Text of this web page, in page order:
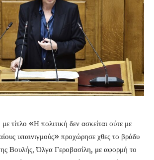
τίτλο «Η πολιτική δεν ασκείται ούτε με
υπαινιγμούς» προχώρησε χθες το βράδυ
Βουλής, Όλγα Γεροβασίλη, με αφορμή το